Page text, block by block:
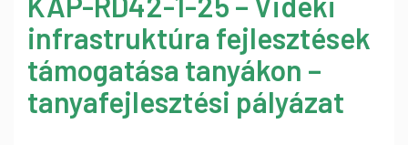
infrastruktúra fejlesztések
támogatása tanyákon –
tanyafejlesztési pályázat